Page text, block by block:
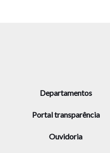
Departamentos
Portal transparência
Ouvidoria